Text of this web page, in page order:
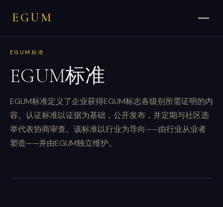
EGUM
EGUM标准
EGUM标准
EGUM标准定义了企业获得EGUM标志各级别所需证明的内
容。认证标准以证据为基础，公开发布，并定期与社区选
举代表协商审查。该标准以行业为导向——由行业从业者
塑造——并由EGUM独立维护。